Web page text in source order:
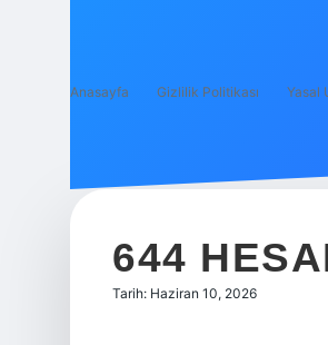
Anasayfa Gizlilik Politikası Yasal
644
Tarih: Haziran 10, 2026